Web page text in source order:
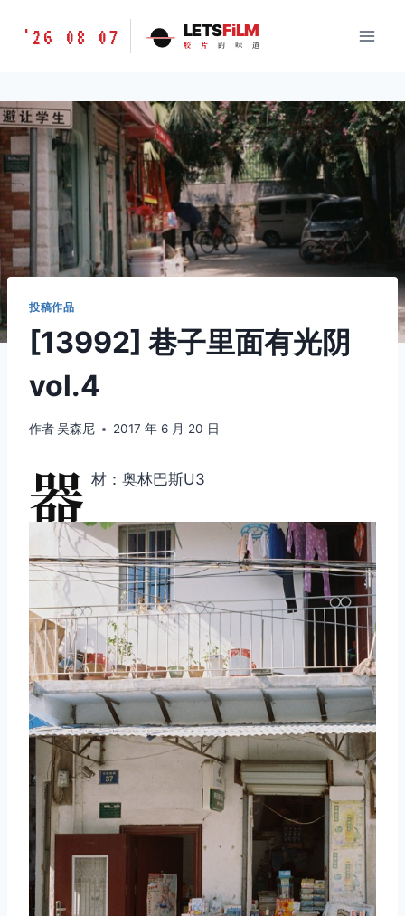
胶
味
道
LETSFILM
'26 08 07 LETSFiLM
胶 片 的 味 道
投稿作品
[13992] 巷子里面有光阴
vol.4
作者吴森尼 2017 年 6 月 20 日
器 材：奥林巴斯U3